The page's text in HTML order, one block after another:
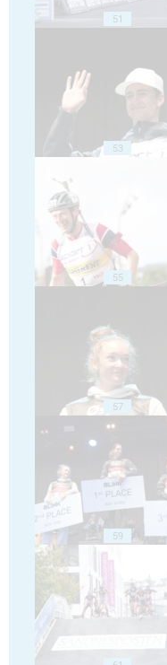
51
53
55
57
59